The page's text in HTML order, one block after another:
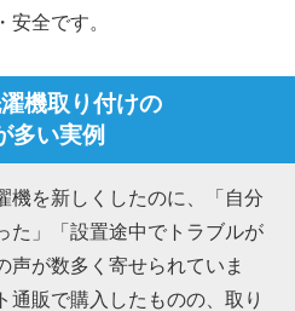
安全です。
機取り付けの
多い実例
機を新しくしたのに、「自分
た」「設置途中でトラブルが
声が数多く寄せられていま
通販で購入したものの、取り